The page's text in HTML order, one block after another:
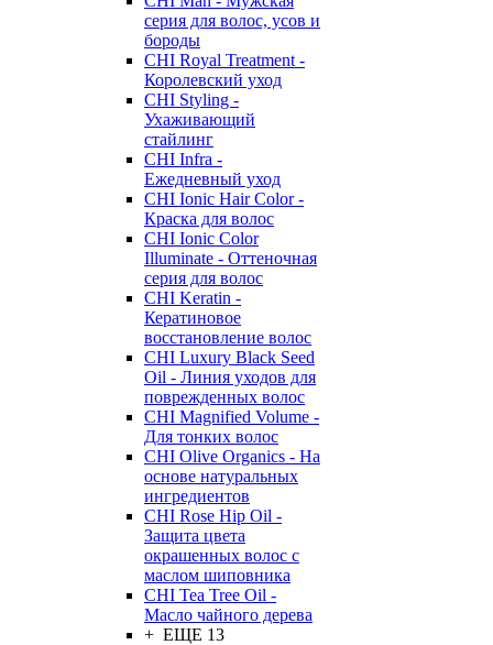
серия для волос, усов и
бороды
CHI Royal Treatment -
Королевский уход
CHI Styling -
Ухаживающий
стайлинг
CHI Infra -
Ежедневный уход
CHI Ionic Hair Color -
Краска для волос
CHI Ionic Color
Illuminate - Оттеночная
серия для волос
CHI Keratin -
Кератиновое
восстановление волос
CHI Luxury Black Seed
Oil - Линия уходов для
поврежденных волос
CHI Magnified Volume -
Для тонких волос
CHI Olive Organics - На
основе натуральных
ингредиентов
CHI Rose Hip Oil -
Защита цвета
окрашенных волос с
маслом шиповника
CHI Tea Tree Oil -
Масло чайного дерева
+ ЕЩЕ 13